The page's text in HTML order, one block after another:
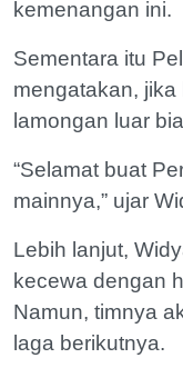
kemenangan ini.
Sementara itu
mengatakan,
lamongan luar
“Selamat buat
mainnya,” ujar
Lebih lanjut,
kecewa dengan
Namun, timnya
laga berikutnya.